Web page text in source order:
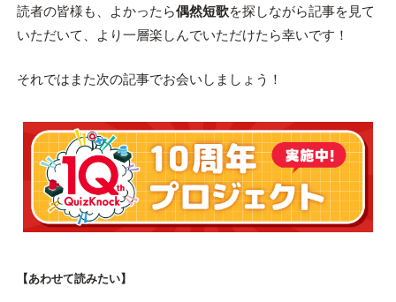
読者の皆様も、よかったら偶然短歌を探しながら記事を見て
いただいて、より一層楽しんでいただけたら幸いです！
それではまた次の記事でお会いしましょう！
【あわせて読みたい】